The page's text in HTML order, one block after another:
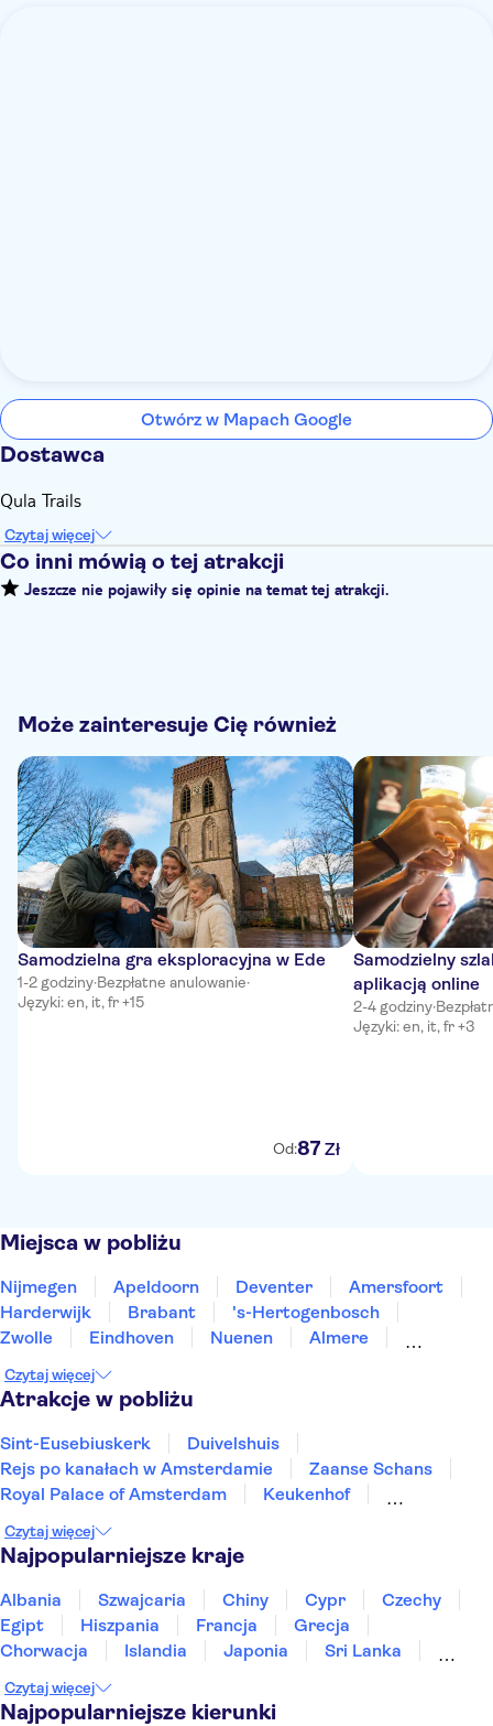
Otwórz w Mapach Google
Dostawca
Qula Trails
Czytaj więcej
Co inni mówią o tej atrakcji
Jeszcze nie pojawiły się opinie na temat tej atrakcji.
Może zainteresuje Cię również
Samodzielna gra eksploracyjna w Ede
1-2 godziny·Bezpłatne anulowanie·
Języki: en, it, fr +15
Od:87 Zł
Samodzielny
aplikacją online
2-4 godziny·
Języki: en, it, fr +3
Miejsca w pobliżu
Nijmegen Apeldoorn Deventer
Amersfoort
Harderwijk
Brabant
's-Hertogenbosch
Zwolle
Eindhoven Nuenen
Almere
Czytaj więcej
Atrakcje w pobliżu
Sint-Eusebiuskerk
Duivelshuis
Rejs po kanałach w Amsterdamie
Zaanse Schans
Royal Palace of Amsterdam
Keukenhof
Muzeum Morskie w Rotterdamie
Anne Frank
Rijksmuseum
Plac Dam
Markthal
Czytaj więcej
Najpopularniejsze kraje
Albania Szwajcaria Chiny Cypr
Czechy
Egipt
Hiszpania Francja
Grecja
Chorwacja
Islandia Japonia
Sri Lanka
Tunezja
Turcja Wietnam
Czytaj więcej
Najpopularniejsze kierunki